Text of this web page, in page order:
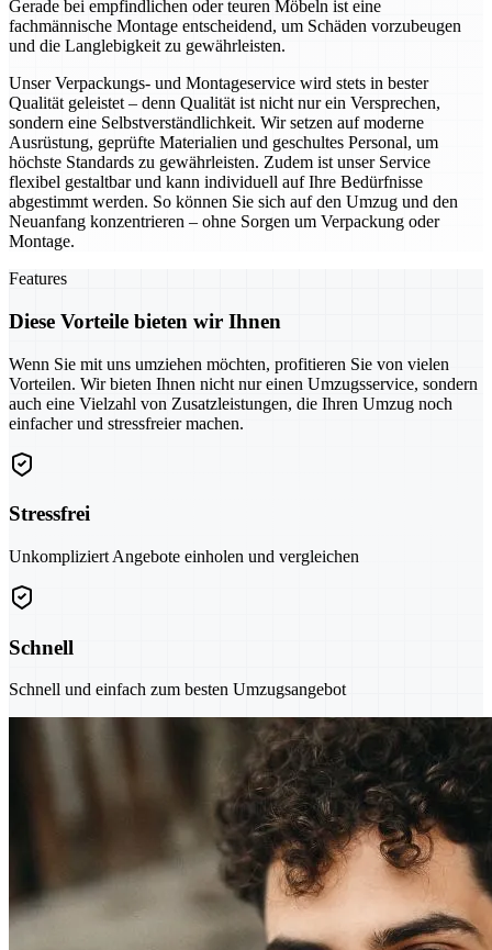
Gerade bei empfindlichen oder teuren Möbeln ist eine
fachmännische Montage entscheidend, um Schäden vorzubeugen
und die Langlebigkeit zu gewährleisten.
Unser Verpackungs- und Montageservice wird stets in bester
Qualität geleistet – denn Qualität ist nicht nur ein Versprechen,
sondern eine Selbstverständlichkeit. Wir setzen auf moderne
Ausrüstung, geprüfte Materialien und geschultes Personal, um
höchste Standards zu gewährleisten. Zudem ist unser Service
flexibel gestaltbar und kann individuell auf Ihre Bedürfnisse
abgestimmt werden. So können Sie sich auf den Umzug und den
Neuanfang konzentrieren – ohne Sorgen um Verpackung oder
Montage.
Features
Diese Vorteile bieten wir Ihnen
Wenn Sie mit uns umziehen möchten, profitieren Sie von vielen
Vorteilen. Wir bieten Ihnen nicht nur einen Umzugsservice, sondern
auch eine Vielzahl von Zusatzleistungen, die Ihren Umzug noch
einfacher und stressfreier machen.
Stressfrei
Unkompliziert Angebote einholen und vergleichen
Schnell
Schnell und einfach zum besten Umzugsangebot